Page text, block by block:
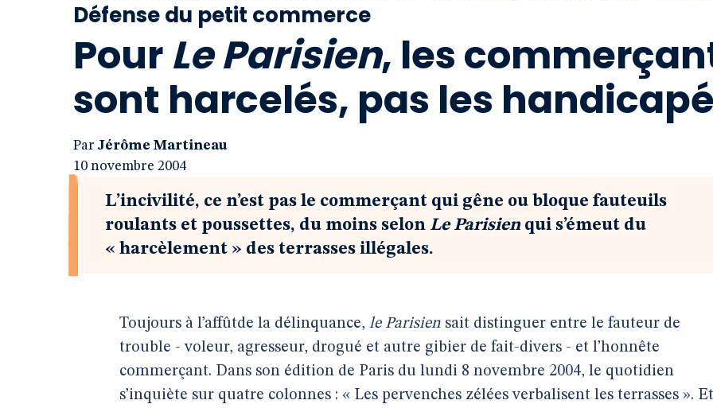
Défense du petit commerce
PourLe Parisien, les
sont harcelés, pas les
Par Jérôme Martineau
10 novembre 2004
L’incivilité, ce n’est pas le commerçant qui gêne ou bloque fauteuils
roulants et poussettes, du moins selon Le Parisien qui s’émeut du
« harcèlement » des terrasses illégales.
Toujours à l’affûtde la délinquance, le Parisien sait distinguer entre le fauteur de
trouble - voleur, agresseur, drogué et autre gibier de fait-divers - et l’honnête
commerçant. Dans son édition de Paris du lundi 8 novembre 2004, le quotidien
s’inquiète sur quatre colonnes : « Les pervenches zélées verbalisent les terrasses ». Et